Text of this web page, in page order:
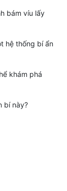
bám víu lấy
hệ thống bí ẩn
khám phá
bí này?